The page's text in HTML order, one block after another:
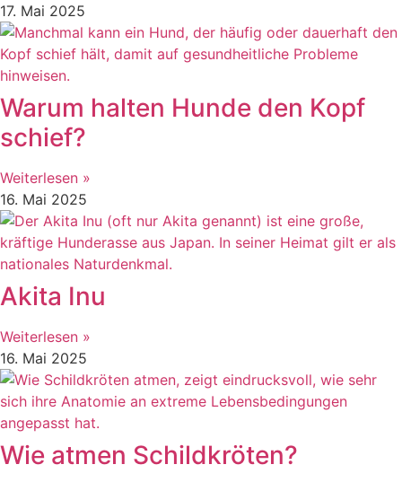
17. Mai 2025
Warum halten Hunde den Kopf
schief?
Weiterlesen »
16. Mai 2025
Akita Inu
Weiterlesen »
16. Mai 2025
Wie atmen Schildkröten?